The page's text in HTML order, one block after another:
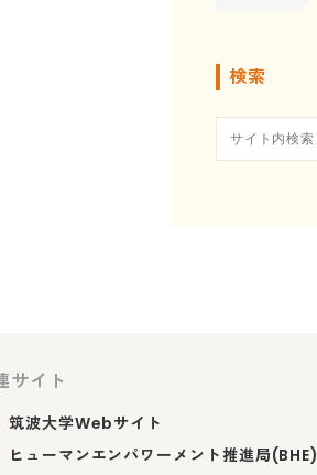
検索
サイト
筑波大学Webサイト
ヒューマンエンパワーメント推進局(BHE)